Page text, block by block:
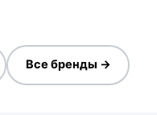
Все бренды →